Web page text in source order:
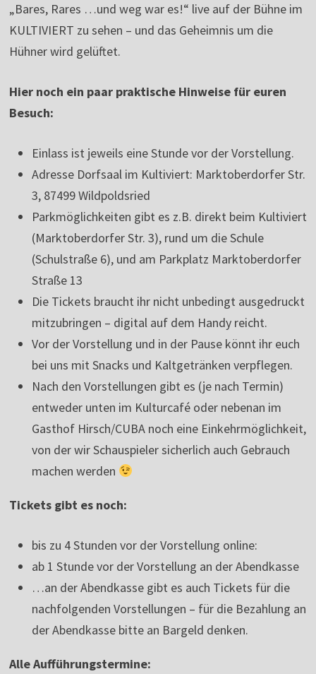
„Bares, Rares …und weg war es!“ live auf der Bühne im
KULTIVIERT zu sehen – und das Geheimnis um die
Hühner wird gelüftet.
Hier noch ein paar praktische Hinweise für euren
Besuch:
Einlass ist jeweils eine Stunde vor der Vorstellung.
Adresse Dorfsaal im Kultiviert: Marktoberdorfer Str.
3, 87499 Wildpoldsried
Parkmöglichkeiten gibt es z.B. direkt beim Kultiviert
(Marktoberdorfer Str. 3), rund um die Schule
(Schulstraße 6), und am Parkplatz Marktoberdorfer
Straße 13
Die Tickets braucht ihr nicht unbedingt ausgedruckt
mitzubringen – digital auf dem Handy reicht.
Vor der Vorstellung und in der Pause könnt ihr euch
bei uns mit Snacks und Kaltgetränken verpflegen.
Nach den Vorstellungen gibt es (je nach Termin)
entweder unten im Kulturcafé oder nebenan im
Gasthof Hirsch/CUBA noch eine Einkehrmöglichkeit,
von der wir Schauspieler sicherlich auch Gebrauch
machen werden
Tickets gibt es noch:
bis zu 4 Stunden vor der Vorstellung online:
ab 1 Stunde vor der Vorstellung an der Abendkasse
…an der Abendkasse gibt es auch Tickets für die
nachfolgenden Vorstellungen – für die Bezahlung an
der Abendkasse bitte an Bargeld denken.
Alle Aufführungstermine: